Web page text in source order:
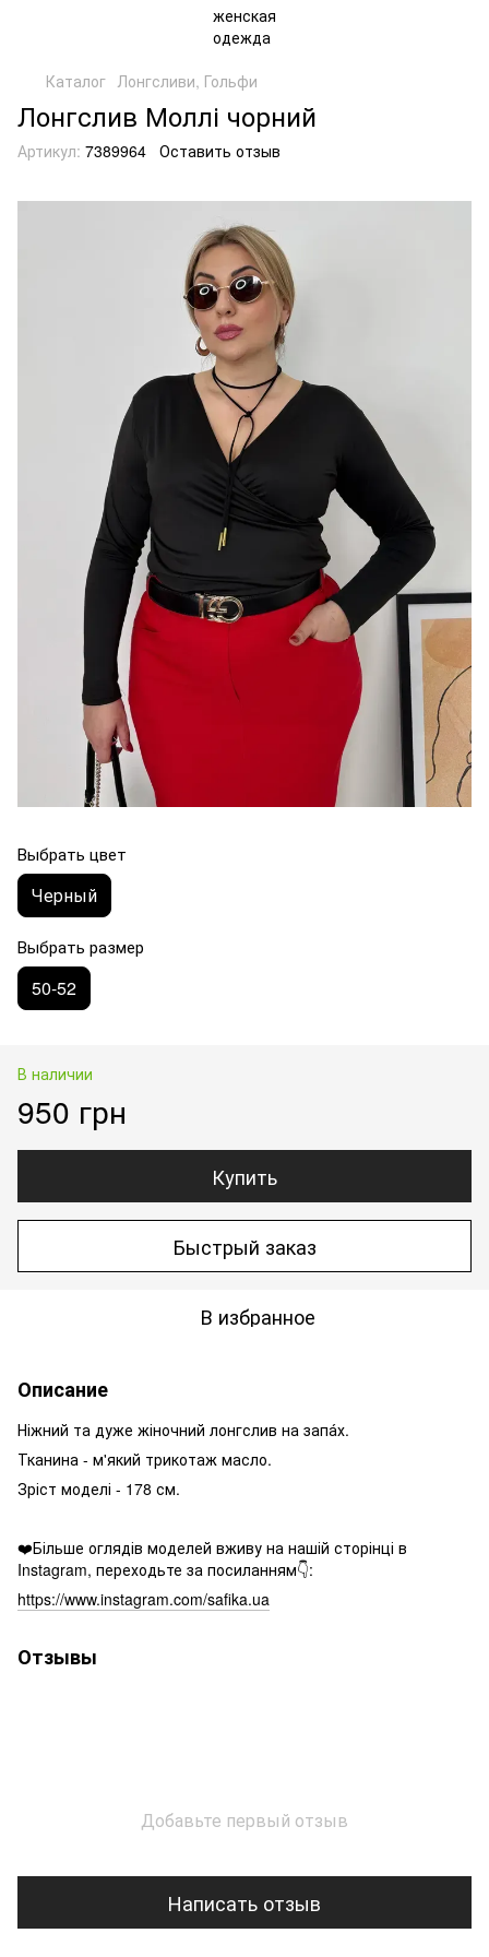
Каталог Лонгсливи, Гольфи
Лонгслив Моллі чорний
Артикул: 7389964 Оставить отзыв
Выбрать цвет
Черный
Выбрать размер
50-52
В наличии
950 грн
Купить
Быстрый заказ
В избранное
Описание
Ніжний та дуже жіночний лонгслив на запа́х.
Тканина - м'який трикотаж масло.
Зріст моделі - 178 см.
❤️Більше оглядів моделей вживу на нашій сторінці в
Instagram, переходьте за посиланням👇:
https://www.instagram.com/safika.ua
Отзывы
Добавьте первый отзыв
Написать отзыв